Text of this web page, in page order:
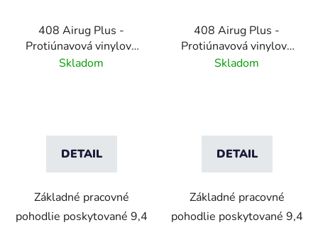
408 Airug Plus -
Protiúnavová vinylová
rohož s rebrovým
Skladom
DETAIL
Základné pracovné
pohodlie poskytované 9,4
408 Airug Plus -
Protiúnavová vinylová
rohož s rebrovým
Skladom
DETAIL
Základné pracovné
pohodlie poskytované 9,4